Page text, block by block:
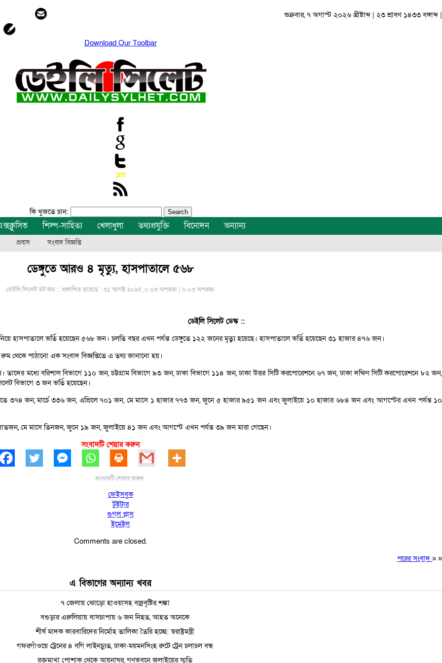
শুক্রবার, ৭ অগাস্ট ২০২৬ খ্রীষ্টাব্দ | ২৩ শ্রাবণ ১৪৩৩ বঙ্গাব্দ |
Download Our Toolbar
কি খুজতে চান:
শিল্প-সাহিত্য খেলাধুলা তথ্যপ্রযুক্তি বিনোদন অন্যান্য
প্রবাস সংবাদ বিজ্ঞপ্তি
ডেঙ্গুতে আরও ৪ মৃত্যু, হাসপাতালে ৫৬৮
ডেইলি সিলেট ডট কম ::প্রকাশিত হয়েছে : ৩১ আগষ্ট ২০২৫, ৬:০৩ অপরাহ্ন | ৬:০৩ অপরাহ্ন
ডেইলি সিলেট ডেস্ক ::
হাসপাতালে ভর্তি হয়েছেন ৫৬৮ জন। চলতি বছর এখন পর্যন্ত ডেঙ্গুতে ১২২ জনের মৃত্যু হয়েছে। হাসপাতালে ভর্তি হয়েছেন ৩১ হাজার ৪৭৬ জন।
রুম থেকে পাঠানো এক সংবাদ বিজ্ঞপ্তিতে এ তথ্য জানানো হয়।
তাদের মধ্যে বরিশাল বিভাগে ১১০ জন, চট্টগ্রাম বিভাগে ৯৩ জন, ঢাকা বিভাগে ১১৪ জন, ঢাকা উত্তর সিটি করপোরেশনে ৬৭ জন, ঢাকা দক্ষিণ সিটি করপোরেশনে ৮২ জন,
বিভাগে ৩ জন ভর্তি হয়েছেন।
৩৭৪ জন, মার্চে ৩৩৬ জন, এপ্রিলে ৭০১ জন, মে মাসে ১ হাজার ৭৭৩ জন, জুনে ৫ হাজার ৯৫১ জন এবং জুলাইয়ে ১০ হাজার ৬৮৪ জন এবং আগস্টের এখন পর্যন্ত ১০
মে মাসে তিনজন, জুনে ১৯ জন, জুলাইয়ে ৪১ জন এবং আগস্টে এখন পর্যন্ত ৩৯ জন মারা গেছেন।
সংবাদটি শেয়ার করুন
সংবাদটি শেয়ার করুন:
ফেইসবুক
টুইটার
গুগল প্লাস
ইমেইল
Comments are closed.
পরের সংবাদ » »
এ বিভাগের অন্যান্য খবর
৭ জেলায় ঝোড়ো হাওয়াসহ বজ্রবৃষ্টির শঙ্কা
বগুড়ার এরুলিয়ায় বাসচাপায় ৬ জন নিহত, আহত অনেকে
শীর্ষ মাদক কারবারিদের নির্মোহ তালিকা তৈরি হচ্ছে: স্বরাষ্ট্রমন্ত্রী
গফরগাঁওয়ে ট্রেনের ৪ বগি লাইনচ্যুত, ঢাকা-ময়মনসিংহ রুটে ট্রেন চলাচল বন্ধ
রক্তমাখা পোশাক থেকে আয়নাঘর, গণভবনে জুলাইয়ের স্মৃতি